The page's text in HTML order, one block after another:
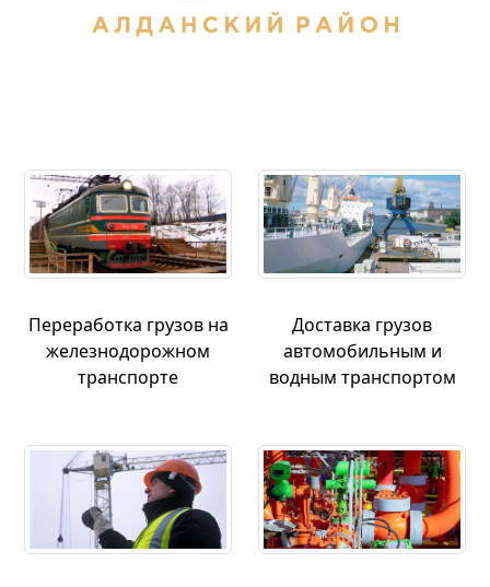
Переработка грузов на
железнодорожном
транспорте
Доставка грузов
автомобильным и
водным транспортом